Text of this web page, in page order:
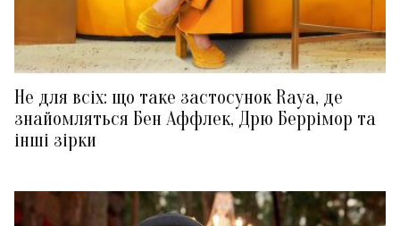
Не для всіх: що таке застосунок Raya, де
знайомляться Бен Аффлек, Дрю Беррімор та
інші зірки